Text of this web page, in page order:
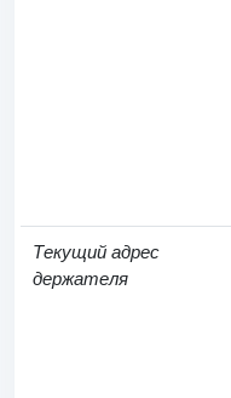
Текущий адрес
держателя